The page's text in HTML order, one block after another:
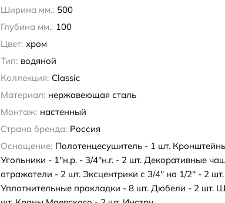
Ширина мм.: 500
Глубина мм.: 100
Цвет: хром
Тип: водяной
Коллекция: Classic
Материал: нержавеющая сталь
Монтаж: настенный
Страна бренда: Россия
Оснащение: Полотенцесушитель - 1 шт.
Угольники - 1''н.р. - 3/4''н.г. - 2 шт. Декоративные
отражатели - 2 шт. Эксцентрики с 3/4'' на 1/2'' - 2 шт.
Уплотнительные прокладки - 8 шт. Дюбели - 2 шт.